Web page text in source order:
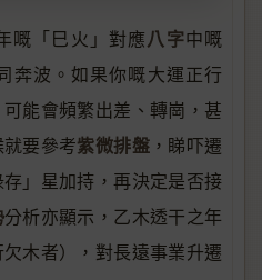
嘅「巳火」對應八字中嘅
奔波。如果你嘅大運正行
可能會頻繁出差、轉崗，甚
要參考紫微排盤，睇吓遷
」星加持，再決定是否接
分析亦顯示，乙木透干之年
木者），對長遠事業升遷